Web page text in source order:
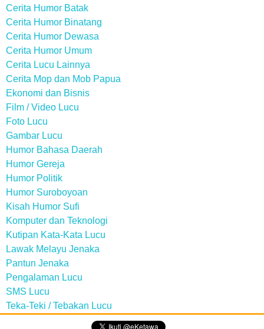
Cerita Humor Batak
Cerita Humor Binatang
Cerita Humor Dewasa
Cerita Humor Umum
Cerita Lucu Lainnya
Cerita Mop dan Mob Papua
Ekonomi dan Bisnis
Film / Video Lucu
Foto Lucu
Gambar Lucu
Humor Bahasa Daerah
Humor Gereja
Humor Politik
Humor Suroboyoan
Kisah Humor Sufi
Komputer dan Teknologi
Kutipan Kata-Kata Lucu
Lawak Melayu Jenaka
Pantun Jenaka
Pengalaman Lucu
SMS Lucu
Teka-Teki / Tebakan Lucu